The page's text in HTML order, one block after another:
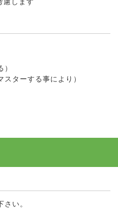
スターする事により）
さい。